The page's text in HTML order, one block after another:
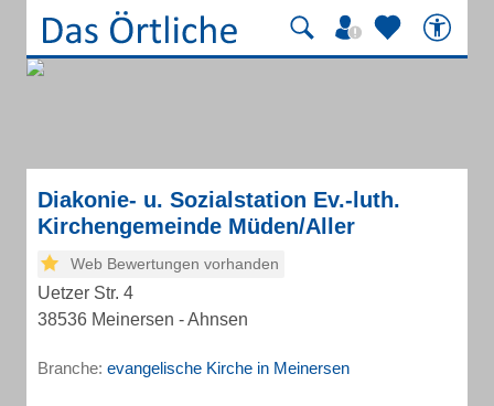
Diakonie- u. Sozialstation Ev.-luth.
Kirchengemeinde Müden/Aller
Web Bewertungen vorhanden
Uetzer Str. 4
38536 Meinersen - Ahnsen
Branche: evangelische Kirche in Meinersen